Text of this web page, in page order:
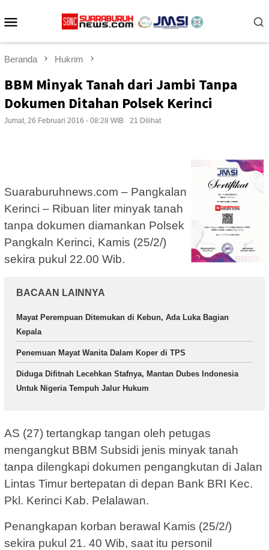
ke
Beranda Hukrim
BBM Minyak Tanah dari Jambi Tanpa
Dokumen Ditahan Polsek Kerinci
Jumat, 26 Februari 2016 - 08:28 WIB 21 Dilihat
Suaraburuhnews.com – Pangkalan
Kerinci – Ribuan liter minyak tanah
tanpa dokumen diamankan Polsek
Pangkaln Kerinci, Kamis (25/2/)
sekira pukul 22.00 Wib.
BACAAN LAINNYA
Mayat Perempuan Ditemukan di Kebun, Ada Luka Bagian
Kepala
Penemuan Mayat Wanita Dalam Koper di TPS
Diduga Difitnah Lecehkan Stafnya, Mantan Dubes Indonesia
Untuk Nigeria Tempuh Jalur Hukum
AS (27) tertangkap tangan oleh petugas
mengangkut BBM Subsidi jenis minyak tanah
tanpa dilengkapi dokumen pengangkutan di Jalan
Lintas Timur bertepatan di depan Bank BRI Kec.
Pkl. Kerinci Kab. Pelalawan.
Penangkapan korban berawal Kamis (25/2/)
sekira pukul 21. 40 Wib, saat itu personil